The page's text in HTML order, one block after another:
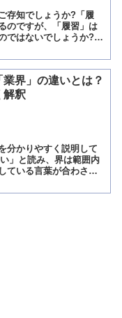
存知でしょうか?「履
のですが、「履習」は
ではないでしょうか?
業界」の違いとは？
解釈
分かりやすく説明して
」と読み、界は範囲内
ている言葉が合わさっ